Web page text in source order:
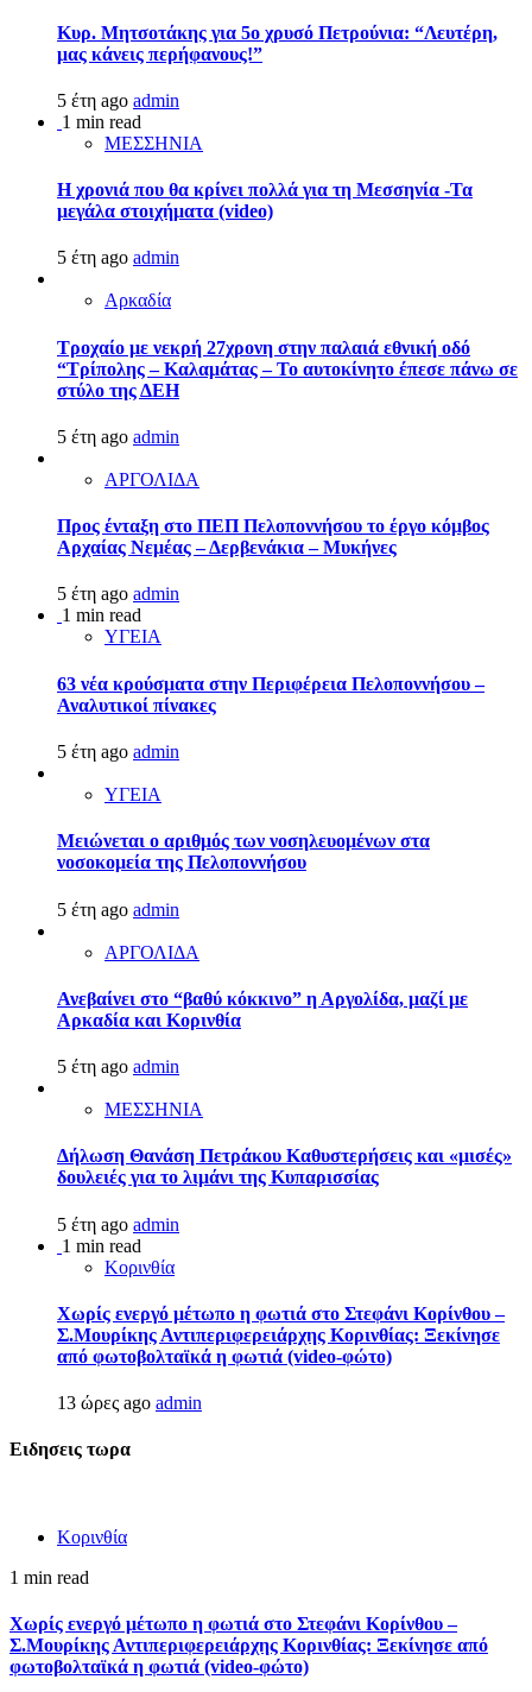
Κυρ. Μητσοτάκης για 5ο χρυσό Πετρούνια: “Λευτέρη,
μας κάνεις περήφανους!”
5 έτη ago admin
1 min read
ΜΕΣΣΗΝΙΑ
Η χρονιά που θα κρίνει πολλά για τη Μεσσηνία -Τα
μεγάλα στοιχήματα (video)
5 έτη ago admin
Αρκαδία
Τροχαίο με νεκρή 27χρονη στην παλαιά εθνική οδό
“Τρίπολης – Καλαμάτας – Το αυτοκίνητο έπεσε πάνω σε
στύλο της ΔΕΗ
5 έτη ago admin
ΑΡΓΟΛΙΔΑ
Προς ένταξη στο ΠΕΠ Πελοποννήσου το έργο κόμβος
Αρχαίας Νεμέας – Δερβενάκια – Μυκήνες
5 έτη ago admin
1 min read
ΥΓΕΙΑ
63 νέα κρούσματα στην Περιφέρεια Πελοποννήσου –
Αναλυτικοί πίνακες
5 έτη ago admin
ΥΓΕΙΑ
Μειώνεται ο αριθμός των νοσηλευομένων στα
νοσοκομεία της Πελοποννήσου
5 έτη ago admin
ΑΡΓΟΛΙΔΑ
Ανεβαίνει στο “βαθύ κόκκινο” η Αργολίδα, μαζί με
Αρκαδία και Κορινθία
5 έτη ago admin
ΜΕΣΣΗΝΙΑ
Δήλωση Θανάση Πετράκου Καθυστερήσεις και «μισές»
δουλειές για το λιμάνι της Κυπαρισσίας
5 έτη ago admin
1 min read
Κορινθία
Χωρίς ενεργό μέτωπο η φωτιά στο Στεφάνι Κορίνθου –
Σ.Μουρίκης Αντιπεριφερειάρχης Κορινθίας: Ξεκίνησε
από φωτοβολταϊκά η φωτιά (video-φώτο)
13 ώρες ago admin
Ειδησεις τωρα
Κορινθία
1 min read
Χωρίς ενεργό μέτωπο η φωτιά στο Στεφάνι Κορίνθου –
Σ.Μουρίκης Αντιπεριφερειάρχης Κορινθίας: Ξεκίνησε από
φωτοβολταϊκά η φωτιά (video-φώτο)